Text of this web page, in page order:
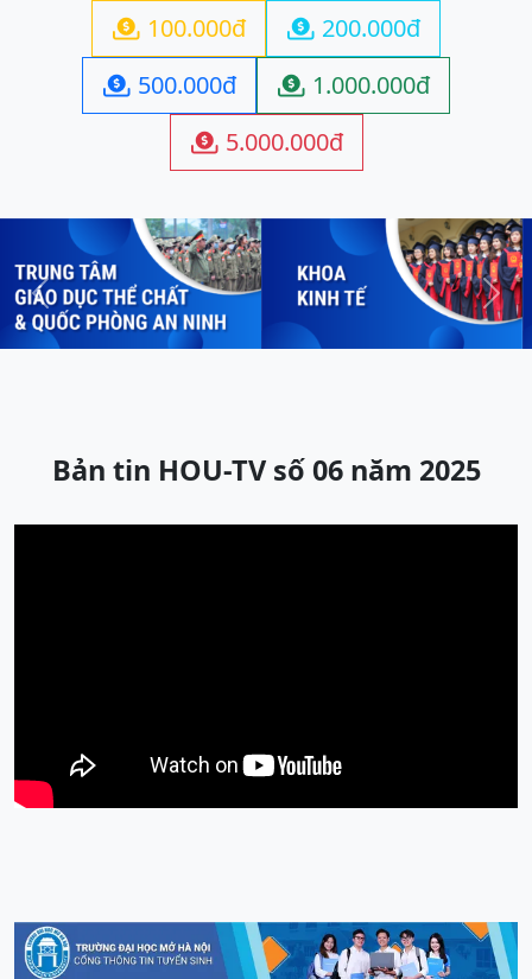
 100.000đ  200.000đ
 500.000đ  1.000.000đ
 5.000.000đ
Previous Next
Bản tin HOU-TV số 06 năm 2025